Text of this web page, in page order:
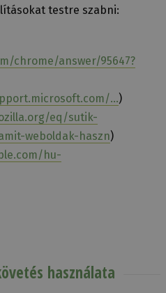
testre szabni:
chrome/answer/95647?
...)
eq/sutik-
weboldak-haszn)
hu-
használata